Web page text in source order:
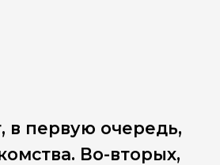
в первую очередь,
Во-вторых,